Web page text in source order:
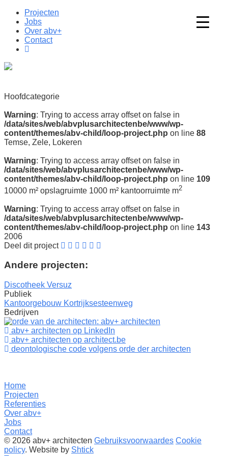
Projecten
Jobs
Over abv+
Contact
Hoofdcategorie
Warning: Trying to access array offset on false in
/data/sites/web/abvplusarchitectenbe/www/wp-
content/themes/abv-child/loop-project.php on line 88
Temse, Zele, Lokeren
Warning: Trying to access array offset on false in
/data/sites/web/abvplusarchitectenbe/www/wp-
content/themes/abv-child/loop-project.php on line 109
10000 m² opslagruimte 1000 m² kantoorruimte m2
Warning: Trying to access array offset on false in
/data/sites/web/abvplusarchitectenbe/www/wp-
content/themes/abv-child/loop-project.php on line 143
2006
Deel dit project
Andere projecten:
Discotheek Versuz
Publiek
Kantoorgebouw Kortrijksesteenweg
Bedrijven
abv+ architecten op LinkedIn
abv+ architecten op architect.be
deontologische code volgens orde der architecten
Home
Projecten
Referenties
Over abv+
Jobs
Contact
© 2026 abv+ architecten Gebruiksvoorwaardes Cookie
policy. Website by Shtick